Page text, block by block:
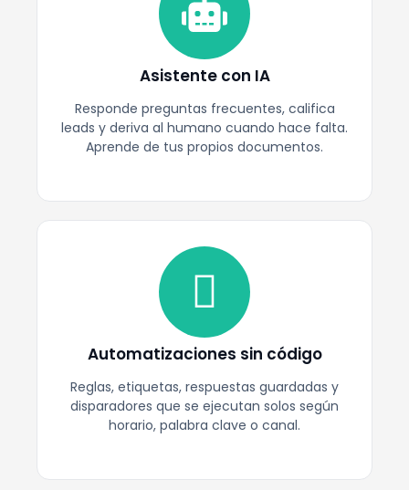
Asistente con IA
Responde preguntas frecuentes, califica
leads y deriva al humano cuando hace falta.
Aprende de tus propios documentos.
Automatizaciones sin código
Reglas, etiquetas, respuestas guardadas y
disparadores que se ejecutan solos según
horario, palabra clave o canal.